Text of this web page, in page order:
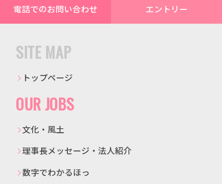
電話でのお問い合わせ エントリー
SITE MAP
トップページ
OUR JOBS
文化・風土
理事長メッセージ・法人紹介
数字でわかるほっ